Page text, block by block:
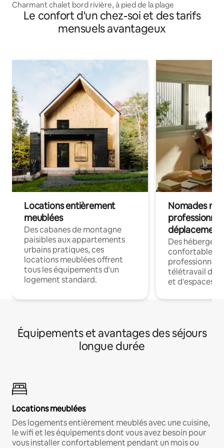
Charmant chalet bord rivière, à pied de la plage
Le confort d'un chez-soi et des tarifs
mensuels avantageux
Locations entièrement
meublées
Des cabanes de montagne
paisibles aux appartements
urbains pratiques, ces
locations meublées offrent
tous les équipements d'un
logement standard.
Nomades
déplacement
Des
confortables
professionnels
télétravail
et d'espaces
Équipements et avantages des séjours
longue durée
Locations meublées
Des logements entièrement meublés avec une cuisine,
le wifi et les équipements dont vous avez besoin pour
vous installer confortablement pendant un mois ou